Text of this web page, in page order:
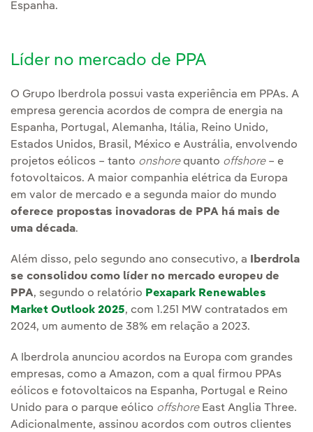
Espanha.
Líder no mercado de PPA
O Grupo Iberdrola possui vasta experiência em PPAs. A
empresa gerencia acordos de compra de energia na
Espanha, Portugal, Alemanha, Itália, Reino Unido,
Estados Unidos, Brasil, México e Austrália, envolvendo
projetos eólicos – tanto onshorequanto offshore– e
fotovoltaicos. A maior companhia elétrica da Europa
em valor de mercado e a segunda maior do mundo
oferece propostas inovadoras de PPA há mais de
uma década.
Além disso, pelo segundo ano consecutivo, a
Iberdrola
se consolidou como líder no mercado europeu de
PPA, segundo o relatório Pexapark Renewables
Market Outlook 2025, com 1.251 MW contratados em
2024, um aumento de 38% em relação a 2023.
A Iberdrola anunciou acordos na Europa com grandes
empresas, como a Amazon, com a qual firmou PPAs
eólicos e fotovoltaicos na Espanha, Portugal e Reino
Unido para o parque eólico offshoreEast Anglia Three.
Adicionalmente, assinou acordos com outros clientes